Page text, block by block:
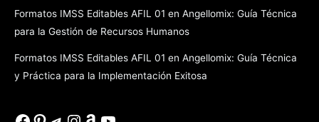
Formatos IMSS Editables AFIL 01 en Angellomix: Guía Técnica
para la Gestión de Recursos Humanos
Formatos IMSS Editables AFIL 01 en Angellomix: Guía Técnica
y Práctica para la Implementación Exitosa